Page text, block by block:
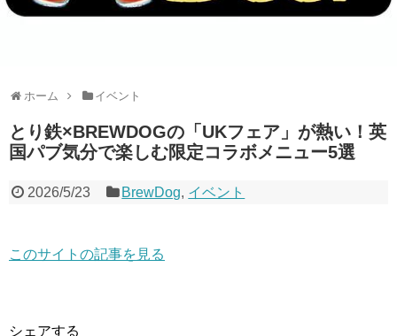
ホーム イベント
とり鉄×BREWDOGの「UKフェア」が熱い！英
国パブ気分で楽しむ限定コラボメニュー5選
2026/5/23 BrewDog, イベント
このサイトの記事を見る
シェアする